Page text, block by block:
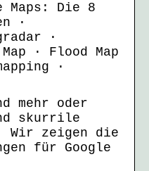
Maps: Die 8
·
·
· Flood Map
·
mehr oder
skurrile
Wir zeigen die
für Google